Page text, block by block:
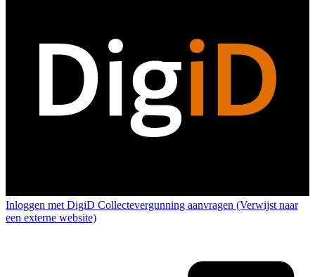
Inloggen met DigiD Collectevergunning aanvragen (Verwijst naar
een externe website)